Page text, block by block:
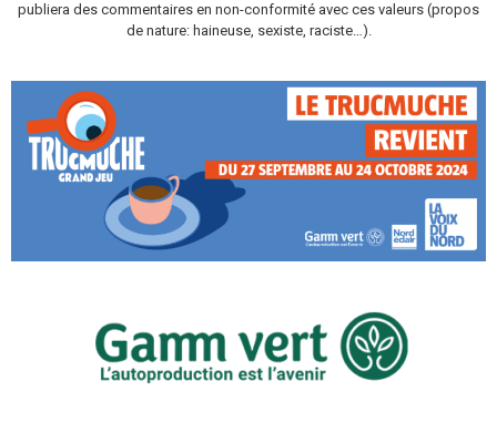
publiera des commentaires en non-conformité avec ces valeurs (propos
de nature: haineuse, sexiste, raciste…).